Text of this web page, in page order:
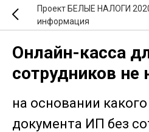
Проект БЕЛЫЕ НАЛОГИ
информация
Онлайн-касса
сотрудников не
на основании
документа ИП без